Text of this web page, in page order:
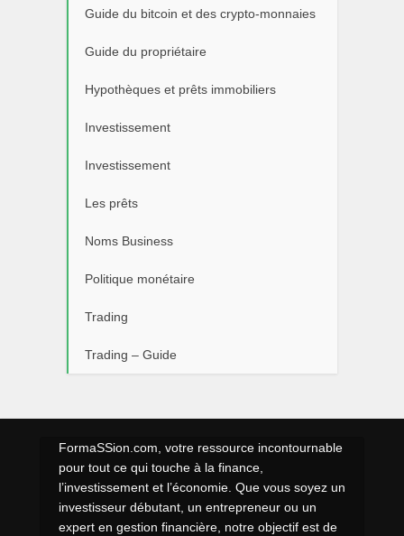
Guide du bitcoin et des crypto-monnaies
Guide du propriétaire
Hypothèques et prêts immobiliers
Investissement
Investissement
Les prêts
Noms Business
Politique monétaire
Trading
Trading – Guide
FormaSSion.com, votre ressource incontournable
pour tout ce qui touche à la finance,
l’investissement et l’économie. Que vous soyez un
investisseur débutant, un entrepreneur ou un
expert en gestion financière, notre objectif est de